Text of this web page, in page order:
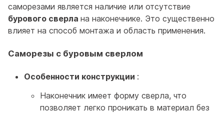
саморезами является наличие или отсутствие
бурового сверла на наконечнике. Это существенно
влияет на способ монтажа и область применения.
Саморезы с буровым сверлом
Особенности конструкции :
Наконечник имеет форму сверла, что
позволяет легко проникать в материал без